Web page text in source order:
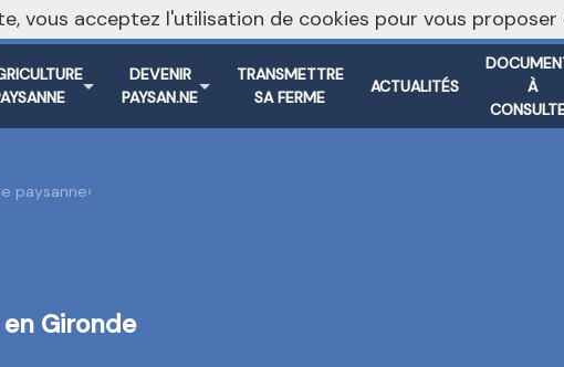
DEVENIR
PAYSAN.NE
TRANSMETTRE
SA FERME
ACTUALITÉS
À
paysanne›
Gironde
vous acceptez l'utilisation de cookies pour vous